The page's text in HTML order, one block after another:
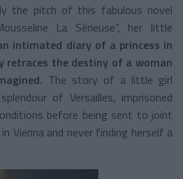
the pitch of this fabulous novel
La Sérieuse”, her little
intimated diary of a princess in
retraces the destiny of a woman
The story of a little girl
of Versailles, imprisoned
before being sent to joint
Vienna and never finding herself a